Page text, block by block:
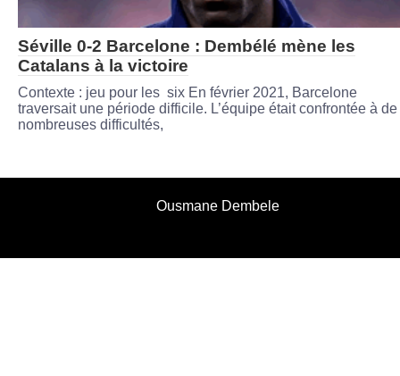
Séville 0-2 Barcelone : Dembélé mène les
Catalans à la victoire
Contexte : jeu pour les six En février 2021, Barcelone
traversait une période difficile. L’équipe était confrontée à de
nombreuses difficultés,
Ousmane Dembele